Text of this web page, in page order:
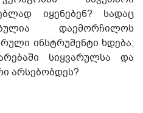
იყენებენ? სადაც
დაემორჩილოს
ინსტრუმენტი ხდება;
სიყვარულსა და
არსებობდეს?